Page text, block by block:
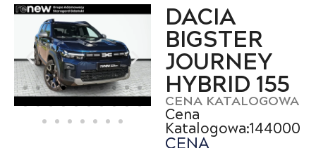
DACIA
BIGSTER
JOURNEY
HYBRID 155
CENA KATALOGOWA
Cena
Katalogowa:144000
CENA